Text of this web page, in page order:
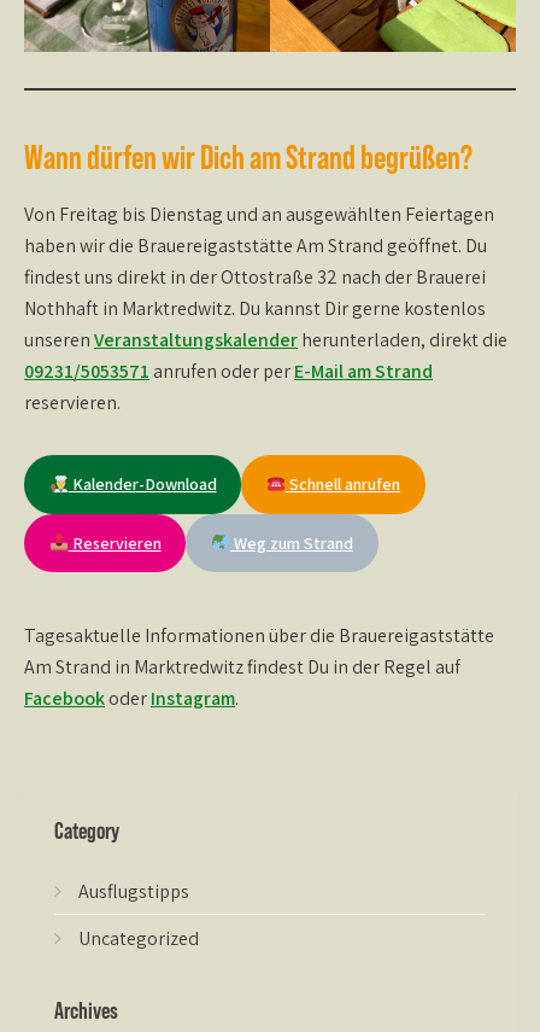
Wann dürfen wir Dich am Strand begrüßen?
Von Freitag bis Dienstag und an ausgewählten Feiertagen
haben wir die Brauereigaststätte Am Strand geöffnet. Du
findest uns direkt in der Ottostraße 32 nach der Brauerei
Nothhaft in Marktredwitz. Du kannst Dir gerne kostenlos
unserenVeranstaltungskalenderherunterladen, direkt die
09231/5053571 anrufen oder perE-Mail am Strand
reservieren.
Kalender-Download Schnell anrufen
Reservieren Weg zum Strand
Tagesaktuelle Informationen über die Brauereigaststätte
Am Strand in Marktredwitz findest Du in der Regel auf
FacebookoderInstagram.
Category
Ausflugstipps
Uncategorized
Archives